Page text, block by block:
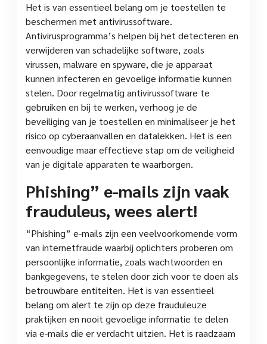
Het is van essentieel belang om je toestellen te
beschermen met antivirussoftware.
Antivirusprogramma’s helpen bij het detecteren en
verwijderen van schadelijke software, zoals
virussen, malware en spyware, die je apparaat
kunnen infecteren en gevoelige informatie kunnen
stelen. Door regelmatig antivirussoftware te
gebruiken en bij te werken, verhoog je de
beveiliging van je toestellen en minimaliseer je het
risico op cyberaanvallen en datalekken. Het is een
eenvoudige maar effectieve stap om de veiligheid
van je digitale apparaten te waarborgen.
Phishing” e-mails zijn vaak
frauduleus, wees alert!
“Phishing” e-mails zijn een veelvoorkomende vorm
van internetfraude waarbij oplichters proberen om
persoonlijke informatie, zoals wachtwoorden en
bankgegevens, te stelen door zich voor te doen als
betrouwbare entiteiten. Het is van essentieel
belang om alert te zijn op deze frauduleuze
praktijken en nooit gevoelige informatie te delen
via e-mails die er verdacht uitzien. Het is raadzaam